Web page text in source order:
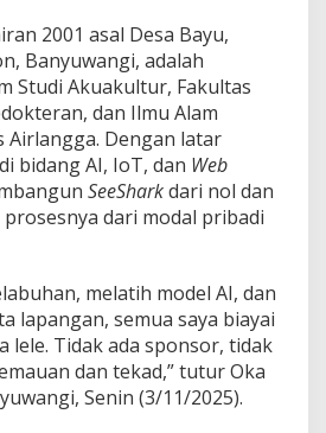
2001 asal Desa Bayu,
Banyuwangi, adalah
Studi Akuakultur, Fakultas
dan Ilmu Alam
Airlangga. Dengan latar
bidang AI, IoT, dan Web
SeeSharkdari nol dan
dari modal pribadi
melatih model AI, dan
lapangan, semua saya biayai
lele. Tidak ada sponsor, tidak
dan tekad,” tutur Oka
Senin (3/11/2025).